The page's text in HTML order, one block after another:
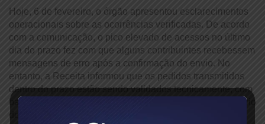
Hoje, 6 de fevereiro, o órgão apresentou esclarecimentos
operacionais sobre as ocorrências verificadas. De acordo
com a comunicação, o pico elevado de acessos no último
dia do prazo fez com que alguns contribuintes recebessem
mensagens de erro após a confirmação do envio. No
entanto, a Receita informou que os pedidos transmitidos
dentro do prazo estão sendo validados tecnicamente, com
base nos logs de transmissão, que registram data e horário
do envio.